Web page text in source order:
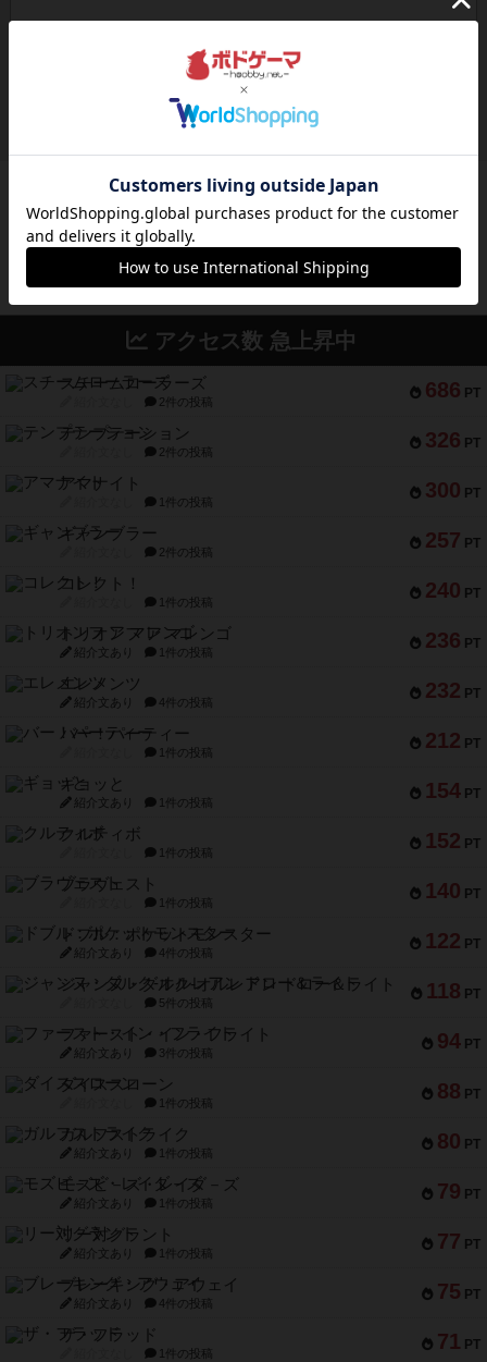
アクセス数 急上昇中
686 PT
スチームローラーズ
2件の投稿
326 PT
テンプテーション
2件の投稿
300 PT
アマナイト
1件の投稿
257 PT
ギャンブラー
2件の投稿
240 PT
コレクト！
1件の投稿
236 PT
トリオンフ ア マレンゴ
紹介文あり 1件の投稿
232 PT
エレメンツ
紹介文あり 4件の投稿
212 PT
バー！パーティー
1件の投稿
154 PT
ギョッと
紹介文あり 1件の投稿
152 PT
クルティボ
1件の投稿
140 PT
ブラヴェスト
1件の投稿
122 PT
ドブル：ポケットモンスター
紹介文あり 4件の投稿
118 PT
ジャンヌ・ダルク-オルレアン ドロー＆ライト
5件の投稿
94 PT
ファースト・イン・フライト
紹介文あり 3件の投稿
88 PT
ダイススローン
1件の投稿
80 PT
ガルフストライク
紹介文あり 1件の投稿
79 PT
モズビ－ズ・レイダ－ズ
紹介文あり 1件の投稿
77 PT
リー対グラント
紹介文あり 1件の投稿
75 PT
ブレーキング・アウェイ
紹介文あり 4件の投稿
71 PT
ザ・フラッド
1件の投稿